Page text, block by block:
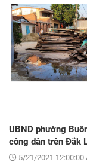
UBND phường
công dân trên Đắk
5/21/2021 12:00:00